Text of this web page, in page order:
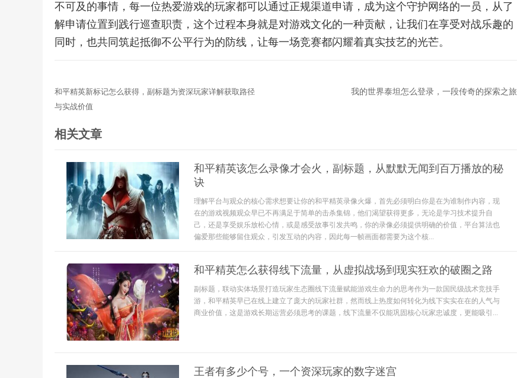
不可及的事情，每一位热爱游戏的玩家都可以通过正规渠道申请，成为这个守护网络的一员，从了
解申请位置到践行巡查职责，这个过程本身就是对游戏文化的一种贡献，让我们在享受对战乐趣的
同时，也共同筑起抵御不公平行为的防线，让每一场竞赛都闪耀着真实技艺的光芒。
和平精英新标记怎么获得，副标题为资深玩家详解获取路径
与实战价值
我的世界泰坦怎么登录，一段传奇的探索之旅
相关文章
和平精英该怎么录像才会火，副标题，从默默无闻到百万播放的秘
诀
理解平台与观众的核心需求想要让你的和平精英录像火爆，首先必须明白你是在为谁制作内容，现
在的游戏视频观众早已不再满足于简单的击杀集锦，他们渴望获得更多，无论是学习技术提升自
己，还是享受娱乐放松心情，或是感受故事引发共鸣，你的录像必须提供明确的价值，平台算法也
偏爱那些能够留住观众，引发互动的内容，因此每一帧画面都需要为这个核...
和平精英怎么获得线下流量，从虚拟战场到现实狂欢的破圈之路
副标题，联动实体场景打造玩家生态圈线下流量赋能游戏生命力的思考作为一款国民级战术竞技手
游，和平精英早已在线上建立了庞大的玩家社群，然而线上热度如何转化为线下实实在在的人气与
商业价值，这是游戏长期运营必须思考的课题，线下流量不仅能巩固核心玩家忠诚度，更能吸引...
王者有多少个号，一个资深玩家的数字迷宫